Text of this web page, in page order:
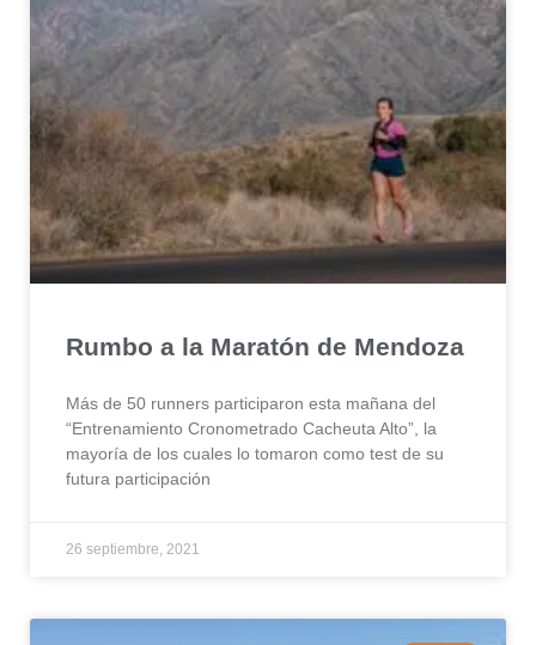
Rumbo a la Maratón de Mendoza
Más de 50 runners participaron esta mañana del
“Entrenamiento Cronometrado Cacheuta Alto”, la
mayoría de los cuales lo tomaron como test de su
futura participación
26 septiembre, 2021